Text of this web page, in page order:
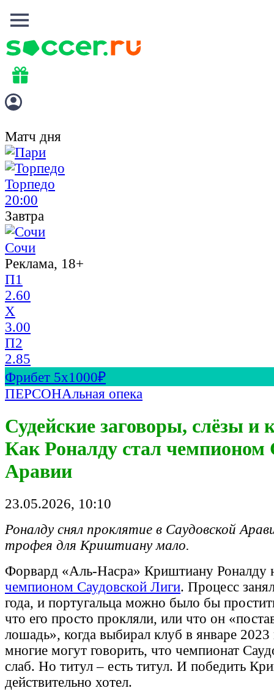
Матч дня
Торпедо
20:00
Завтра
Сочи
Реклама, 18+
П1
2.60
X
3.00
П2
2.85
Фрибет 5х1000₽
ПЕРСОНАльная опека
Судейские заговоры, слёзы и
Как Роналду стал чемпионом
Аравии
23.05.2026, 10:10
Роналду снял проклятие в Саудовской
трофея для Криштиану мало.
Форвард «Аль-Насра» Криштиану Роналду
чемпионом Саудовской Лиги. Процесс
года, и португальца можно было бы
что его просто прокляли, или что он
лошадь», когда выбирал клуб в январе 2023
многие могут говорить, что чемпионат
слаб. Но титул – есть титул. И победить
действительно хотел.